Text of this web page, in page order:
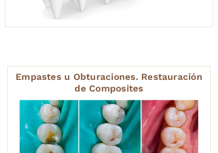
Empastes u Obturaciones. Restauración
de Composites